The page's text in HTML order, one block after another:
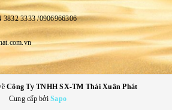
3832 3333 /0906966306
Công Ty TNHH SX-TM Thái Xuân Phát
Cung cấp bởiSapo